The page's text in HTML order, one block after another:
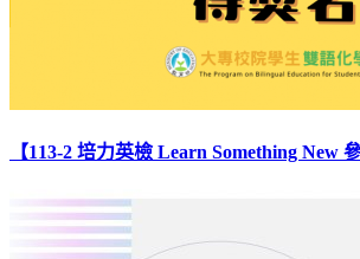
【113-2 培力英檢 Learn Something New